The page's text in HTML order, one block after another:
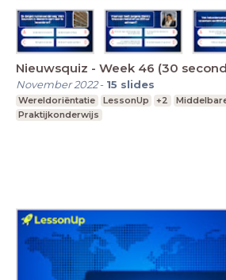
Nieuwsquiz - Week 46 (30
November 2022- 15 slides
Wereldoriëntatie LessonUp +2
Praktijkonderwijs